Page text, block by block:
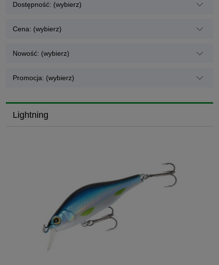
Dostępność: (wybierz)
Cena: (wybierz)
Nowość: (wybierz)
Promocja: (wybierz)
Lightning